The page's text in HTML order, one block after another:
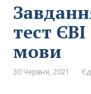
тест
мови
30 Червня, 2021